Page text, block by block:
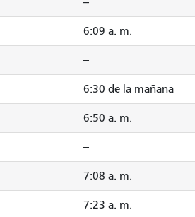
6:09 a. m.
--
6:30 de la mañana
6:50 a. m.
--
7:08 a. m.
7:23 a. m.